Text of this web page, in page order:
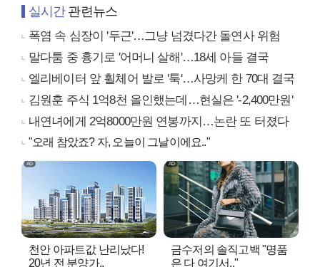
실시간관련뉴스
폭염 속 심장이 '두근'…그냥 넘겼다간 돌연사 위험
말다툼 중 흉기로 '어머니 살해'…18세 아들 결국
엘리베이터 앞 휠체어 발로 '툭'…사망케 한 70대 결국
김원훈 주식 1억8천 올인했는데…현실은 '-2,400만원'
내연녀에게 2억8000만원 연봉까지…논란 또 터졌다
"오래 참았죠? 자, 오늘이 그날이에요.."
천안 아파트값 난리났다!
20년 전 분양가..
금수저의 솔직고백 "명품
은 다 여기서.."